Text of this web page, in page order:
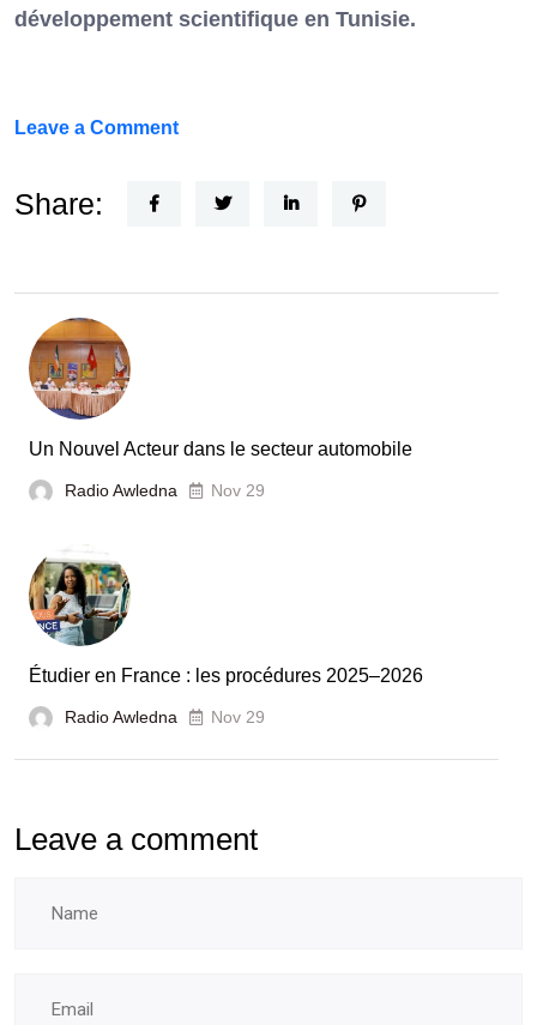
développement scientifique en Tunisie.
Leave a Commenton
Horizon
la
France
et
écoles
Share:
Un Nouvel Acteur dans le secteur automobile
Radio Awledna Nov 29
Étudier en France : les procédures 2025–2026
Radio Awledna Nov 29
Leave a comment